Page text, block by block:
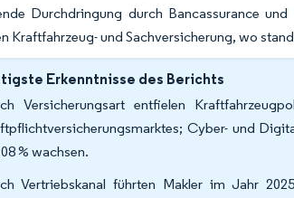
Durchdringung durch Bancassurance
Kraftfahrzeug- und Sachversicherung, wo
Erkenntnisse des Berichts
Versicherungsart entfielen
Cyber- und
% wachsen.
Vertriebskanal führten Makler im Jahr